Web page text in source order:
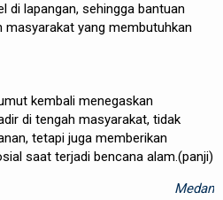
di lapangan, sehingga bantuan
yang membutuhkan
kembali menegaskan
di tengah masyarakat, tidak
tetapi juga memberikan
saat terjadi bencana alam.(panji)
Medan